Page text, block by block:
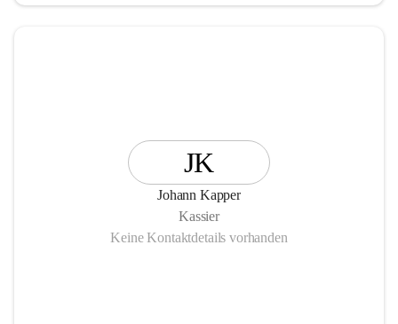
JK
Johann Kapper
Kassier
Keine Kontaktdetails vorhanden